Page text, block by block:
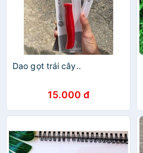
Dao gọt trái cây..
15.000 đ